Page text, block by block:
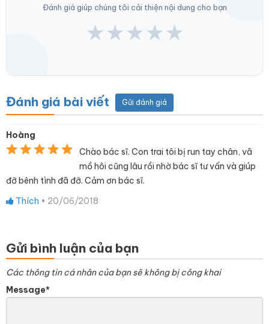
Đánh giá giúp chúng tôi cải thiện nội dung cho bạn
★★★★★
Đánh giá bài viết Gửi đánh giá
Hoàng
Chào bác sĩ. Con trai tôi bị run tay chân, vã
mồ hôi cũng lâu rồi nhờ bác sĩ tư vấn và giúp
đỡ bênh tình đã đỡ. Cảm ơn bác sĩ.
Thích • 20/06/2018
Gửi bình luận của bạn
Các thông tin cá nhân của bạn sẽ không bị công khai
Message*